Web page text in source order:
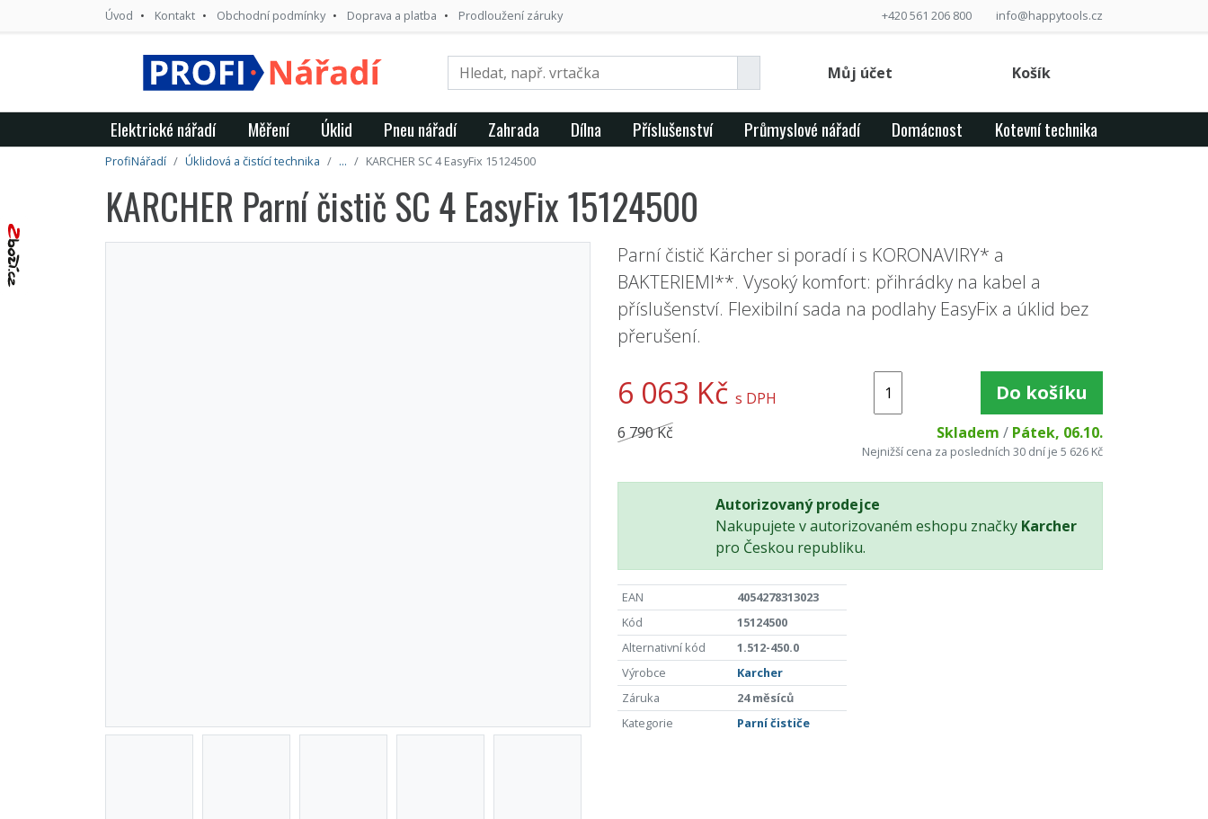
Úvod Kontakt Obchodní podmínky Doprava a platba Prodloužení záruky +420 561 206 800 info@happytools.cz
Můj účet Košík
Elektrické nářadí Měření Úklid Pneu nářadí Zahrada Dílna Příslušenství Průmyslové nářadí Domácnost Kotevní technika
ProfiNářadí Úklidová a čistící technika ... KARCHER SC 4 EasyFix 15124500
KARCHER Parní čistič SC 4 EasyFix 15124500
Parní čistič Kärcher si poradí i s KORONAVIRY* a
BAKTERIEMI**. Vysoký komfort: přihrádky na kabel a
příslušenství. Flexibilní sada na podlahy EasyFix a úklid bez
přerušení.
6 063 Kč s DPH Do košíku
6 790 Kč Skladem / Pátek, 06.10.
Nejnižší cena za posledních 30 dní je 5 626 Kč
Autorizovaný prodejce
Nakupujete v autorizovaném eshopu značky Karcher
pro Českou republiku.
EAN
4054278313023
Kód
15124500
Alternativní kód
1.512-450.0
Výrobce
Karcher
Záruka
24 měsíců
Kategorie
Parní čističe